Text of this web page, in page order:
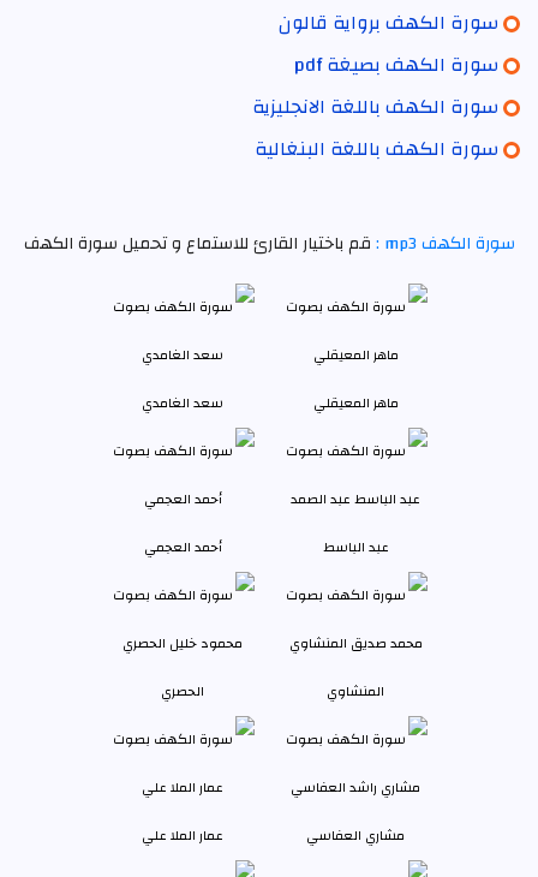
سورة الكهف برواية قالون
سورة الكهف بصيغة pdf
سورة الكهف باللغة الانجليزية
سورة الكهف باللغة البنغالية
سورة الكهف mp3 : قم باختيار القارئ للاستماع و تحميل سورة الكهف
ماهر المعيقلي سعد الغامدي
عبد الباسط أحمد العجمي
المنشاوي الحصري
مشاري العفاسي عمار الملا علي